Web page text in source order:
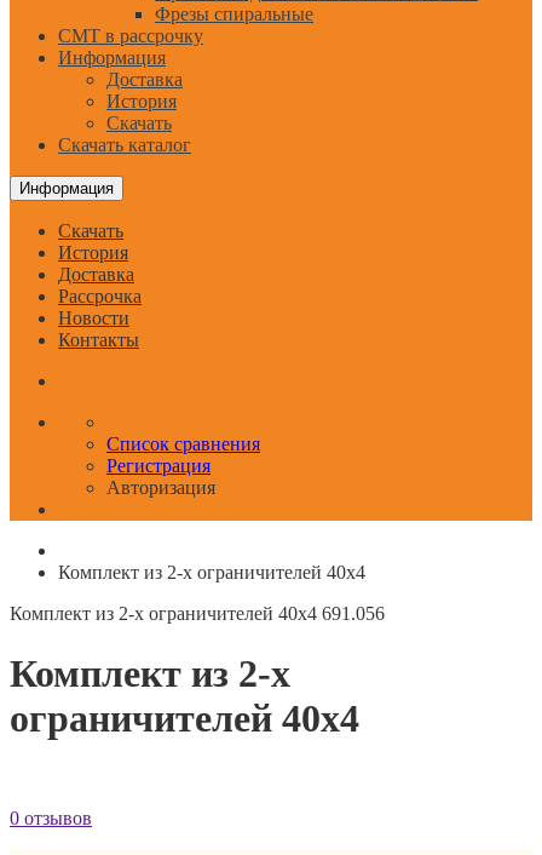
Фрезы спиральные
CMT в рассрочку
Информация
Доставка
История
Скачать
Скачать каталог
Информация
Скачать
История
Доставка
Рассрочка
Новости
Контакты
Список сравнения
Регистрация
Авторизация
Комплект из 2-х ограничителей 40x4
Комплект из 2-х ограничителей 40x4 691.056
Комплект из 2-х
ограничителей 40x4
0 отзывов